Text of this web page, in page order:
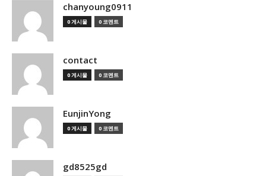
chanyoung0911
0 게시물 0 코멘트
contact
0 게시물 0 코멘트
EunjinYong
0 게시물 0 코멘트
gd8525gd